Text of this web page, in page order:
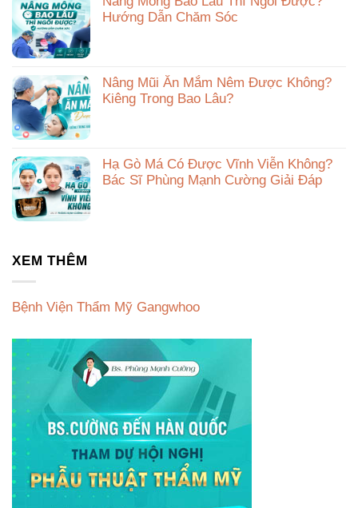
Hướng Dẫn Chăm Sóc
Nâng Mũi Ăn Mắm Nêm Được Không?
Kiêng Trong Bao Lâu?
Hạ Gò Má Có Được Vĩnh Viễn Không?
Bác Sĩ Phùng Mạnh Cường Giải Đáp
XEM THÊM
Bệnh Viện Thẩm Mỹ Gangwhoo